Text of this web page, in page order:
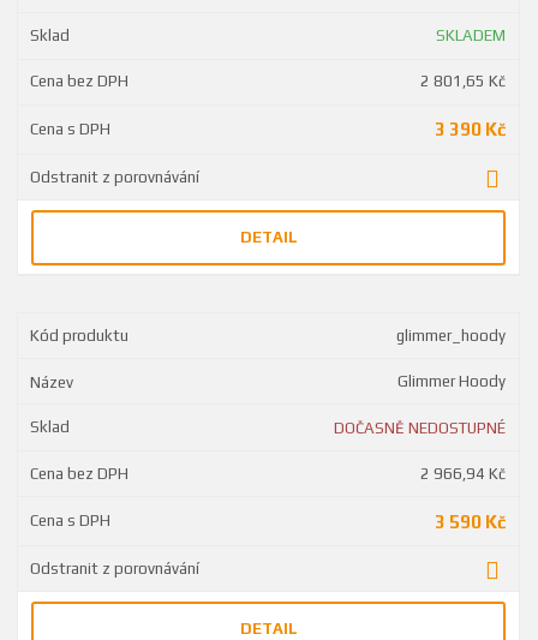
SKLADEM
2 801,65 Kč
3 390 Kč
DETAIL
glimmer_hoody
Glimmer Hoody
DOČASNĚ NEDOSTUPNÉ
2 966,94 Kč
3 590 Kč
DETAIL